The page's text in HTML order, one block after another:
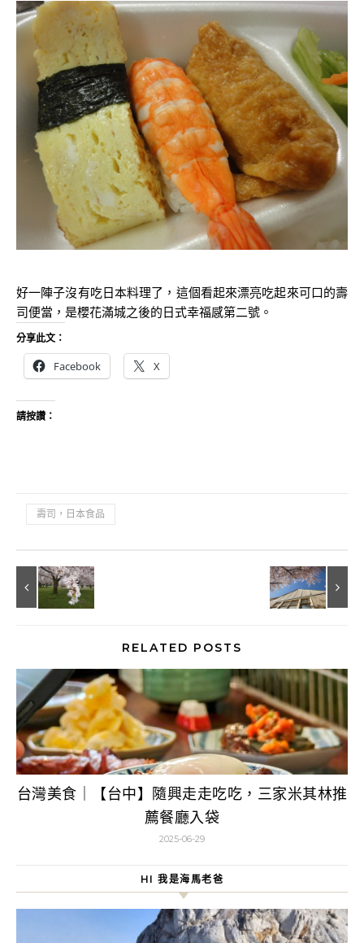
好一陣子沒有吃日本料理了，這個看起來漂亮吃起來可口的壽
司便當，是櫻花滿城之後的日式幸福感第二號。
分享此文：
Facebook X
請按讚：
壽司，日本食品
RELATED POSTS
台灣美食｜【台中】隨興走走吃吃，三家米其林推
薦餐廳入袋
2025-06-29
HI 我是海馬老爸